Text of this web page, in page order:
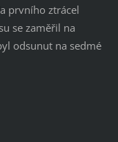
prvního ztrácel
se zaměřil na
odsunut na sedmé